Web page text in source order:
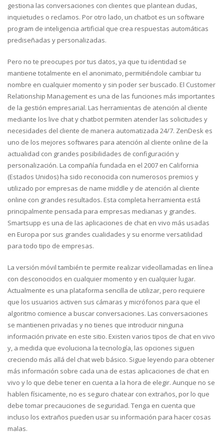
gestiona las conversaciones con clientes que plantean dudas,
inquietudes o reclamos. Por otro lado, un chatbot es un software
program de inteligencia artificial que crea respuestas automáticas
prediseñadas y personalizadas.
Pero no te preocupes por tus datos, ya que tu identidad se
mantiene totalmente en el anonimato, permitiéndole cambiar tu
nombre en cualquier momento y sin poder ser buscado. El Customer
Relationship Management es una de las funciones más importantes
de la gestión empresarial. Las herramientas de atención al cliente
mediante los live chat y chatbot permiten atender las solicitudes y
necesidades del cliente de manera automatizada 24/7. ZenDesk es
uno de los mejores softwares para atención al cliente online de la
actualidad con grandes posibilidades de configuración y
personalización. La compañía fundada en el 2007 en California
(Estados Unidos) ha sido reconocida con numerosos premios y
utilizado por empresas de name middle y de atención al cliente
online con grandes resultados. Esta completa herramienta está
principalmente pensada para empresas medianas y grandes.
Smartsupp es una de las aplicaciones de chat en vivo más usadas
en Europa por sus grandes cualidades y su enorme versatilidad
para todo tipo de empresas.
La versión móvil también te permite realizar videollamadas en línea
con desconocidos en cualquier momento y en cualquier lugar.
Actualmente es una plataforma sencilla de utilizar, pero requiere
que los usuarios activen sus cámaras y micrófonos para que el
algoritmo comience a buscar conversaciones. Las conversaciones
se mantienen privadas y no tienes que introducir ninguna
información private en este sitio. Existen varios tipos de chat en vivo
y, a medida que evoluciona la tecnología, las opciones siguen
creciendo más allá del chat web básico. Sigue leyendo para obtener
más información sobre cada una de estas aplicaciones de chat en
vivo y lo que debe tener en cuenta a la hora de elegir. Aunque no se
hablen físicamente, no es seguro chatear con extraños, por lo que
debe tomar precauciones de seguridad. Tenga en cuenta que
incluso los extraños pueden usar su información para hacer cosas
malas.